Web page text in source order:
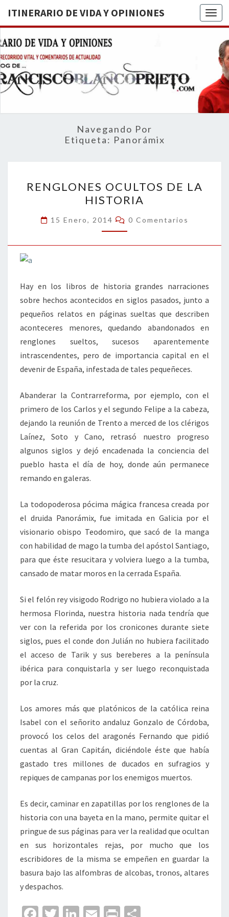
ITINERARIO DE VIDA Y OPINIONES
DE
BREVE
RECORRIDO
VITAL Y
ACTUALIDAD
Navegando Por
Etiqueta: Panorámix
OCULTOS
DE
LA
HISTORIA
RENGLONES OCULTOS DE LA
HISTORIA
15 Enero, 2014 Comentarios
0 Comentarios
Hay en los libros de historia grandes narraciones
sobre hechos acontecidos en siglos pasados, junto a
pequeños relatos en páginas sueltas que describen
aconteceres menores, quedando abandonados en
renglones sueltos, sucesos aparentemente
intrascendentes, pero de importancia capital en el
devenir de España, infestada de tales pequeñeces.
Abanderar la Contrarreforma, por ejemplo, con el
primero de los Carlos y el segundo Felipe a la cabeza,
dejando la reunión de Trento a merced de los clérigos
Laínez, Soto y Cano, retrasó nuestro progreso
algunos siglos y dejó encadenada la conciencia del
pueblo hasta el día de hoy, donde aún permanece
remando en galeras.
La todopoderosa pócima mágica francesa creada por
el druida Panorámix, fue imitada en Galicia por el
visionario obispo Teodomiro, que sacó de la manga
con habilidad de mago la tumba del apóstol Santiago,
para que éste resucitara y volviera luego a la tumba,
cansado de matar moros en la cerrada España.
Si el felón rey visigodo Rodrigo no hubiera violado a la
hermosa Florinda, nuestra historia nada tendría que
ver con la referida por los cronicones durante siete
siglos, pues el conde don Julián no hubiera facilitado
el acceso de Tarik y sus bereberes a la península
ibérica para conquistarla y ser luego reconquistada
por la cruz.
Los amores más que platónicos de la católica reina
Isabel con el señorito andaluz Gonzalo de Córdoba,
provocó los celos del aragonés Fernando que pidió
cuentas al Gran Capitán, diciéndole éste que había
gastado tres millones de ducados en sufragios y
repiques de campanas por los enemigos muertos.
Es decir, caminar en zapatillas por los renglones de la
historia con una bayeta en la mano, permite quitar el
pringue de sus páginas para ver la realidad que ocultan
en sus horizontales rejas, por mucho que los
escribidores de la misma se empeñen en guardar la
basura bajo las alfombras de alcobas, tronos, altares
y despachos.